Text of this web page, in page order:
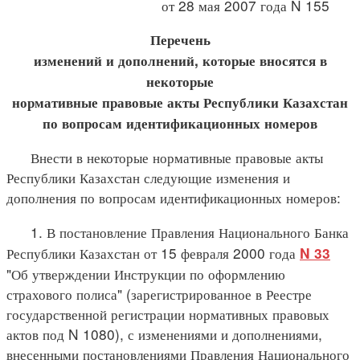
от 28 мая 2007 года N 155
Перечень
изменений и дополнений, которые вносятся в
некоторые
нормативные правовые акты Республики Казахстан
по вопросам идентификационных номеров
Внести в некоторые нормативные правовые акты
Республики Казахстан следующие изменения и
дополнения по вопросам идентификационных номеров:
1. В постановление Правления Национального Банка
Республики Казахстан от 15 февраля 2000 года N 33
"Об утверждении Инструкции по оформлению
страхового полиса" (зарегистрированное в Реестре
государственной регистрации нормативных правовых
актов под N 1080), с изменениями и дополнениями,
внесенными постановлениями Правления Национального